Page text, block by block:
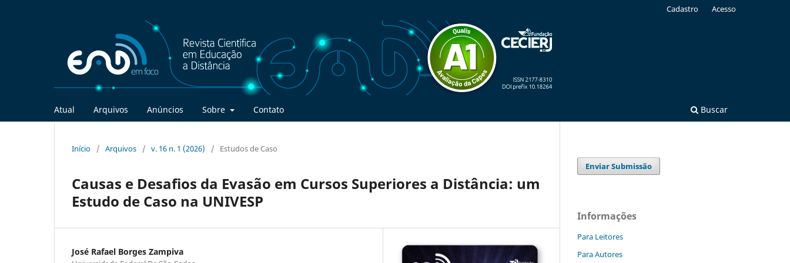
Atual Arquivos Anúncios Sobre Contato Buscar
Cadastro Acesso
Início / Arquivos / v. 16 n. 1 (2026) / Estudos de Caso
Causas e Desafios da Evasão em Cursos Superiores a Distância: um
Estudo de Caso na UNIVESP
José Rafael Borges Zampiva
Enviar Submissão
Informações
Para Leitores
Para Autores